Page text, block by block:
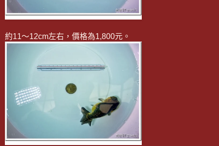
約11～12cm左右，價格為1,800元。